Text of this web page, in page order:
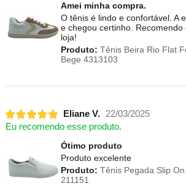
Amei minha compra.
O tênis é lindo e confortável. A
e chegou certinho. Recomendo
loja!
Produto: Tênis Beira Rio Flat
Bege 4313103
Eliane V.
22/03/2025
Eu recomendo esse produto.
Ótimo produto
Produto excelente
Produto: Tênis Pegada Slip
211151